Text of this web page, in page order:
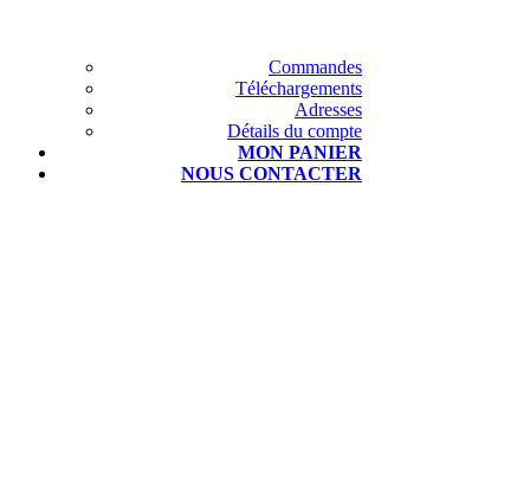
Commandes
Téléchargements
Adresses
Détails du compte
MON PANIER
NOUS CONTACTER